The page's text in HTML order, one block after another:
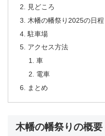
見どころ
木幡の幡祭り2025の日
駐車場
アクセス方法
車
電車
まとめ
木幡の幡祭りの概要